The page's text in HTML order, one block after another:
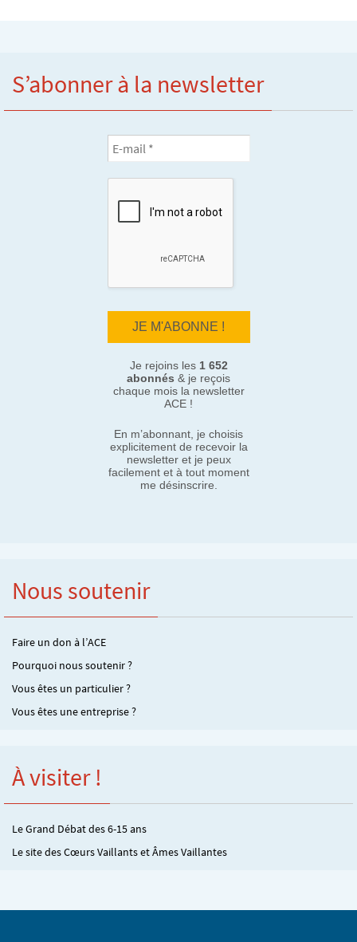
S’abonner à la newsletter
Je rejoins les 1 652
abonnés & je reçois
chaque mois la newsletter
ACE !
En m’abonnant, je choisis
explicitement de recevoir la
newsletter et je peux
facilement et à tout moment
me désinscrire.
Nous soutenir
Faire un don à l’ACE
Pourquoi nous soutenir ?
Vous êtes un particulier ?
Vous êtes une entreprise ?
À visiter !
Le Grand Débat des 6-15 ans
Le site des Cœurs Vaillants et Âmes Vaillantes